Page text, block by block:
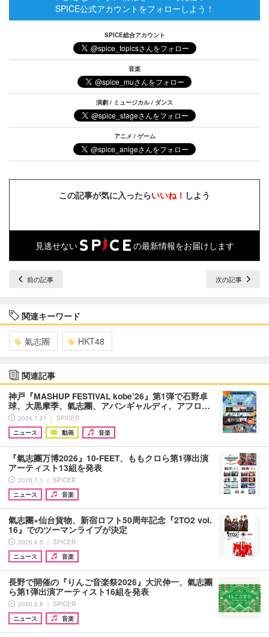
SPICE公式アカウントをフォローしよう！
SPICE総合アカウント
音楽
演劇 / ミュージカル / ダンス
アニメ / ゲーム
この記事が気に入ったらいいね！ しよう
見逃せない の最新情報をお届けします
前の記事 次の記事
関連キーワード
氣志團 HKT48
関連記事
神戸『MASHUP FESTIVAL kobe’26』第1弾で石野卓
球、大黒摩季、氣志團、アバンギャルディ、アフロ…
2026.7.21 ｜ SPICER
ニュース
動画 音楽
『氣志團万博2026』10-FEET、ももクロら第1弾出演
アーティスト13組を発表
2026.7.1 ｜ SPICER
ニュース
音楽
氣志團×仙台貨物、新宿ロフト50周年記念『2TO2 vol.
16』でのツーマンライブが決定
2026.6.5 ｜ SPICER
ニュース
音楽
長野で開催の『りんご音楽祭2026』大沢伸一、氣志團
ら第1弾出演アーティスト16組を発表
2026.5.8 ｜ SPICER
ニュース
音楽